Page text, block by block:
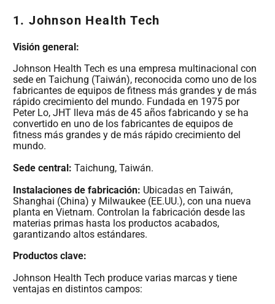
1.Johnson Health Tech
Visión general:
Johnson Health Tech es una empresa multinacional con
sede en Taichung (Taiwán), reconocida como uno de los
fabricantes de equipos de fitness más grandes y de más
rápido crecimiento del mundo. Fundada en 1975 por
Peter Lo, JHT lleva más de 45 años fabricando y se ha
convertido en uno de los fabricantes de equipos de
fitness más grandes y de más rápido crecimiento del
mundo.
Sede central: Taichung, Taiwán.
Instalaciones de fabricación: Ubicadas en Taiwán,
Shanghai (China) y Milwaukee (EE.UU.), con una nueva
planta en Vietnam. Controlan la fabricación desde las
materias primas hasta los productos acabados,
garantizando altos estándares.
Productos clave:
Johnson Health Tech produce varias marcas y tiene
ventajas en distintos campos: